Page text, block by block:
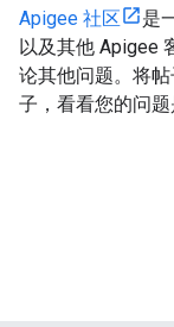
Apigee 社区
是
以及其他 Apigee
论其他问题。将
子，看看您的问题